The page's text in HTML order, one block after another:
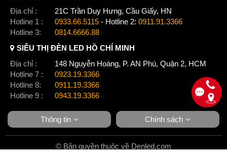
Địa chỉ :
21C Trần Duy Hưng, Cầu Giấy, HN
Hotline 1 :
0933.66.5115 - Hotline 2: 0911.91.3366
Hotline 3:
0814.6666.88
SIÊU THỊ ĐÈN LED HỒ CHÍ MINH
Địa chỉ :
148 Nguyễn Hoàng, P. AN Phú, Quận 2, HCM
Hotline 7 :
0923.19.3366
Hotline 8:
0911.19.3366
Hotline 9 :
0943.19.3366
Thông tin Chính sách
© Bản quyền thuộc về Denled.com